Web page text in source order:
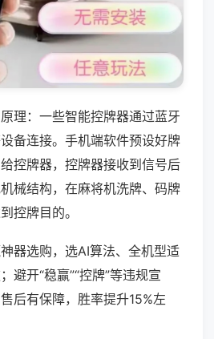
理：一些智能控牌器通过蓝牙
备连接。手机端软件预设好牌
控牌器，控牌器接收到信号后
械结构，在麻将机洗牌、码牌
控牌目的。
器选购，选AI算法、全机型适
避开“稳赢”“控牌”等违规宣
后有保障，胜率提升15%左